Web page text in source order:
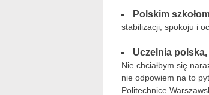
Polskim
stabilizacji, spokoju i
Uczelnia
Nie chciałbym się
nie odpowiem na to
Politechnice